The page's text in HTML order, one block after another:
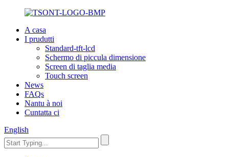
A casa
I prudutti
Standard-tft-lcd
Schermo di piccula dimensione
Screen di taglia media
Touch screen
News
FAQs
Nantu à noi
Cuntatta ci
English